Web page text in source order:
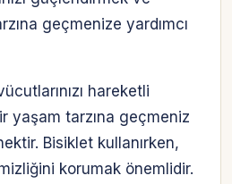
geçmenize yardımcı
hareketli
yaşam tarzına geçmeniz
Bisiklet kullanırken,
korumak önemlidir.